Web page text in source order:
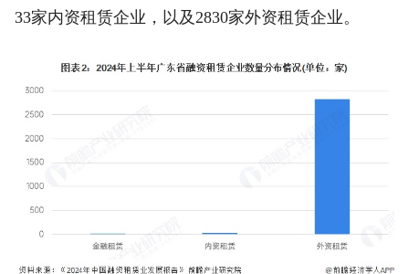
33家内资租赁企业，以及2830家外资租赁企业。